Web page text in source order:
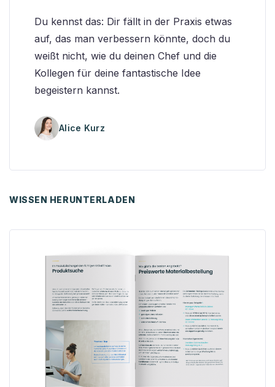
Du kennst das: Dir fällt in der Praxis etwas
auf, das man verbessern könnte, doch du
weißt nicht, wie du deinen Chef und die
Kollegen für deine fantastische Idee
begeistern kannst.
Alice Kurz
WISSEN HERUNTERLADEN